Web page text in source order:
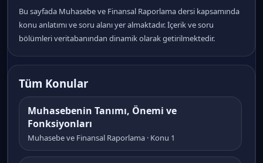
Bu sayfada Muhasebe ve Finansal Raporlama dersi kapsamında
konu anlatımı ve soru alanı yer almaktadır. İçerik ve soru
bölümleri veritabanından dinamik olarak getirilmektedir.
Tüm Konular
Muhasebenin Tanımı, Önemi ve
Fonksiyonları
Muhasebe ve Finansal Raporlama · Konu 1